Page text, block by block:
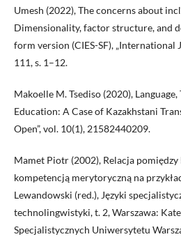
Umesh (2022), The concerns about
Dimensionality, factor structure, and
form version (CIES-SF), „International
111, s. 1–12.
Makoelle M. Tsediso (2020),
Education: A Case of Kazakhstani
Open”, vol. 10(1), 21582440209.
Mamet Piotr (2002), Relacja
kompetencją merytoryczną na
Lewandowski (red.), Języki
technolingwistyki, t. 2, Warszawa:
Specjalistycznych Uniwersytetu